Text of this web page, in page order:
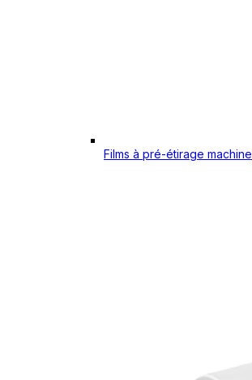
Films à pré-étirage machine